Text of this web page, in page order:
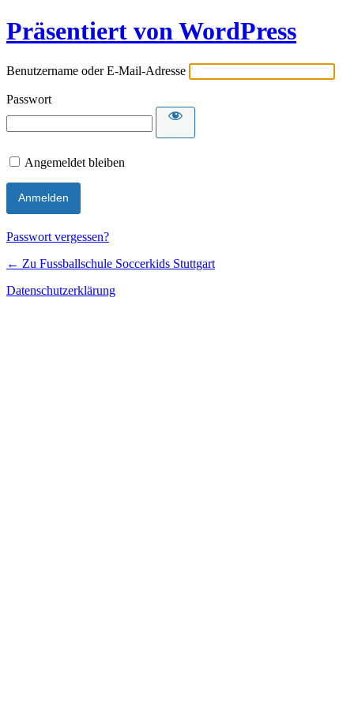
Präsentiert von WordPress
Benutzername oder E-Mail-Adresse
Passwort
Angemeldet bleiben
Passwort vergessen?
← Zu Fussballschule Soccerkids Stuttgart
Datenschutzerklärung